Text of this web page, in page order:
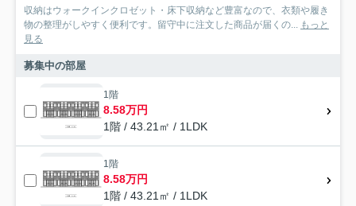
収納はウォークインクロゼット・床下収納など豊富なので、衣類や履き
物の整理がしやすく便利です。留守中に注文した商品が届くの... もっと
見る
募集中の部屋
1階
8.58万円
1階 / 43.21㎡ / 1LDK
1階
8.58万円
1階 / 43.21㎡ / 1LDK